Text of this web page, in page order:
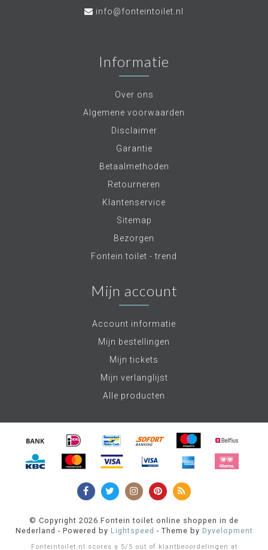
info@fonteintoilet.nl
Informatie
Over ons
Algemene voorwaarden
Disclaimer
Garantie
Betaalmethoden
Retourneren
Klantenservice
Sitemap
Bezorgen
Fontein toilet - trend
Mijn account
Account informatie
Mijn bestellingen
Mijn tickets
Mijn verlanglijst
Alle producten
© Copyright 2026 Fontein toilet online shoppen in de
Nederland - Powered by Lightspeed - Theme by Dyvelopment
Fonteintoilet.nl scores a 5/ 5 out of klantbeoordelingen at